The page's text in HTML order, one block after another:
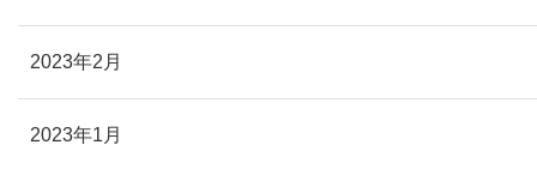
2023年2月
2023年1月